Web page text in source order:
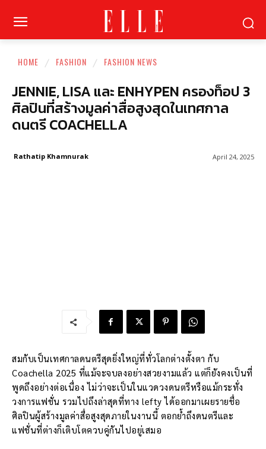
HOME FASHION FASHION NEWS
JENNIE, LISA และ ENHYPEN ครองท็อป 3
ศิลปินที่สร้างมูลค่าสื่อสูงสุดในเทศกาล
ดนตรี COACHELLA
April 24, 2025
Rathatip Khamnurak
สมกับเป็นเทศกาลดนตรีสุดยิ่งใหญ่ที่ทั่วโลกต่างตั้งตา กับ
Coachella 2025 ที่แม้จะจบลงอย่างสวยงามแล้ว แต่ก็ยังคงเป็นที่
พูดถึงอย่างต่อเนื่อง ไม่ว่าจะเป็นในแวดวงดนตรีหรือแม้กระทั่ง
วงการแฟชั่น รวมไปถึงล่าสุดที่ทาง lefty ได้ออกมาเผยรายชื่อ
ศิลปินผู้สร้างมูลค่าสื่อสูงสุดภายในงานนี้ ตอกย้ำถึงดนตรีและ
แฟชั่นที่ต่างก็เติบโตควบคู่กันไปอยู่เสมอ